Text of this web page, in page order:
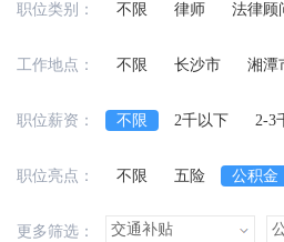
职位类别： 不限 律师 法律顾
工作地点： 不限 长沙市 湘潭
职位薪资： 不限 2千以下 2-3
职位亮点： 不限 五险 公积金
更多筛选：